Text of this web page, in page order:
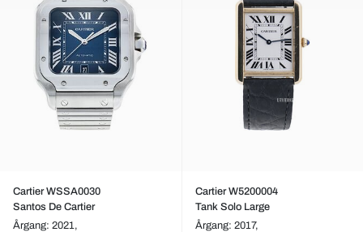
Cartier WSSA0030
Santos De Cartier
Årgang: 2021,
Cartier W5200004
Tank Solo Large
Årgang: 2017,